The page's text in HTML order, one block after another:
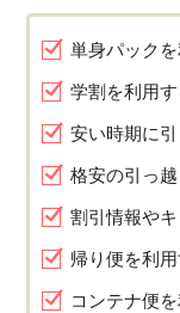
単身パック
学割を利用す
安い時期に
格安の引っ
割引情報や
帰り便を利用
コンテナ便